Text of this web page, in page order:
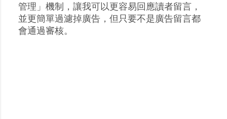
張
貼
留
管理」機制，讓我可以更容易回應讀者留言，
並更簡單過濾掉廣告，但只要不是廣告留言都
會通過審核。